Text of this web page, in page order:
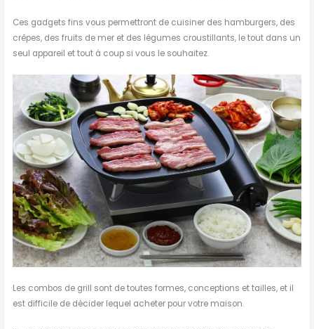
Ces gadgets fins vous permettront de cuisiner des hamburgers, des
crêpes, des fruits de mer et des légumes croustillants, le tout dans un
seul appareil et tout à coup si vous le souhaitez.
Les combos de grill sont de toutes formes, conceptions et tailles, et il
est difficile de décider lequel acheter pour votre maison.